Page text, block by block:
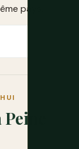
pays.